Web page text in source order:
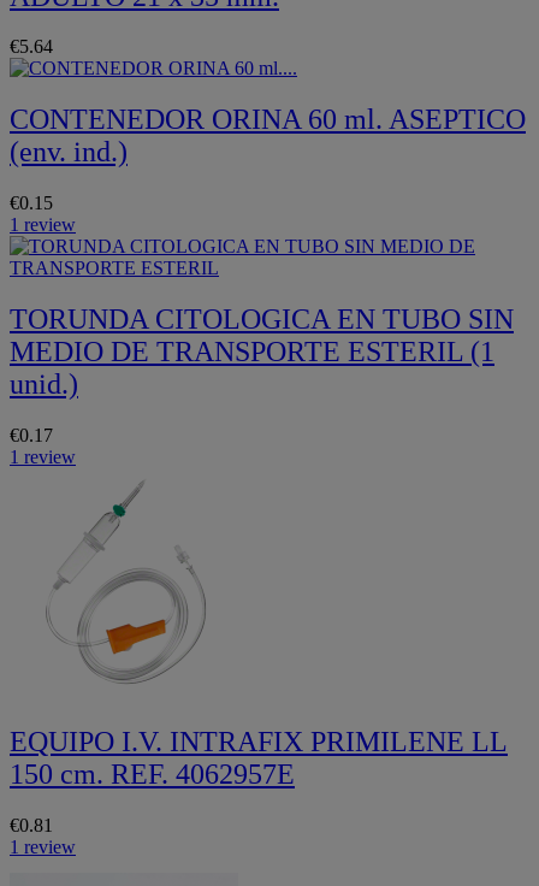
€5.64
CONTENEDOR ORINA 60 ml. ASEPTICO
(env. ind.)
€0.15
1 review
TORUNDA CITOLOGICA EN TUBO SIN
MEDIO DE TRANSPORTE ESTERIL (1
unid.)
€0.17
1 review
EQUIPO I.V. INTRAFIX PRIMILENE LL
150 cm. REF. 4062957E
€0.81
1 review